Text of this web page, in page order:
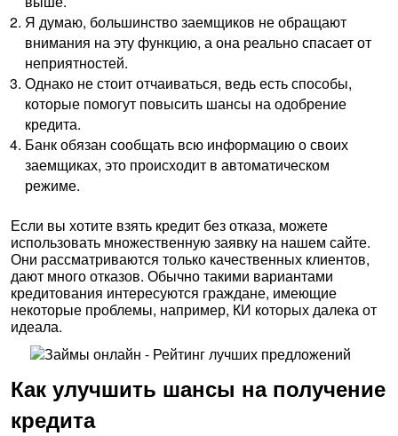
Я думаю, большинство заемщиков не обращают
внимания на эту функцию, а она реально спасает от
неприятностей.
Однако не стоит отчаиваться, ведь есть способы,
которые помогут повысить шансы на одобрение
кредита.
Банк обязан сообщать всю информацию о своих
заемщиках, это происходит в автоматическом
режиме.
Если вы хотите взять кредит без отказа, можете
использовать множественную заявку на нашем сайте.
Они рассматриваются только качественных клиентов,
дают много отказов. Обычно такими вариантами
кредитования интересуются граждане, имеющие
некоторые проблемы, например, КИ которых далека от
идеала.
Как улучшить шансы на получение
кредита